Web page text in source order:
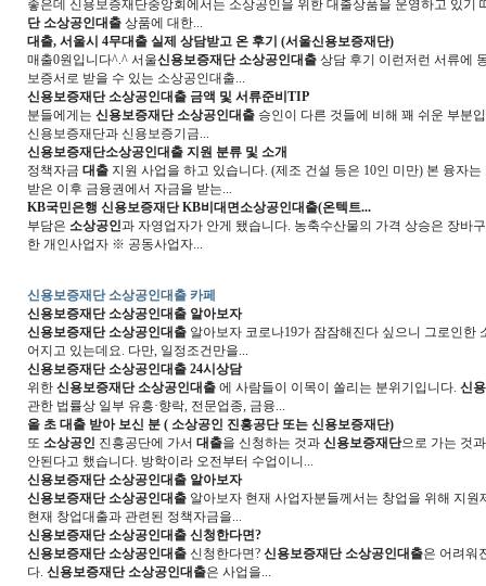
좋은데 신용보증재단중앙회에서는 소상공인을 위한 대출상품을 운영하고 있
단 소상공인대출 상품에 대한...
대출, 서울시 4무대출 실제 상담받고 온 후기 (서울신용보증재단)
매출0원입니다^.^ 서울신용보증재단 소상공인대출 상담 후기 이런저런 서류에
보증서로 받을 수 있는 소상공인대출...
신용보증재단 소상공인대출 금액 및 서류준비TIP
분들에게는 신용보증재단 소상공인대출 승인이 다른 것들에 비해 꽤 쉬운 부분
신용보증재단과 신용보증기금...
신용보증재단소상공인대출 지원 분류 및 소개
정책자금 대출 지원 사업을 하고 있습니다. (제조 건설 등은 10인 미만) 본 융자는
받은 이후 금융권에서 자금을 받는...
KB국민은행 신용보증재단KB비대면소상공인대출(온텍트...
부담은 소상공인과 자영업자가 안게 됐습니다. 농축수산물의 가격 상승은 장바
한 개인사업자 ※ 공동사업자...
신용보증재단 소상공인대출 카페
신용보증재단 소상공인대출 알아보자
신용보증재단 소상공인대출 알아보자 코로나19가 잠잠해진다 싶으니 그로인
어지고 있는데요. 다만, 일정조건만을...
신용보증재단 소상공인대출 24시상담
위한 신용보증재단 소상공인대출 에 사람들이 이목이 쏠리는 분위기입니다. 신
관한 법률상 일부 유흥·향락, 전문업종, 금융...
올 초 대출 받아 보신 분 ( 소상공인 진흥공단 또는 신용보증재단)
또 소상공인 진흥공단에 가서 대출을 신청하는 것과 신용보증재단으로 가는 것
안된다고 했습니다. 방학이라 오전부터 수업이니...
신용보증재단 소상공인대출 알아보자
신용보증재단 소상공인대출 알아보자 현재 사업자분들께서는 창업을 위해 지
현재 창업대출과 관련된 정책자금을...
신용보증재단 소상공인대출 신청한다면?
신용보증재단 소상공인대출 신청한다면? 신용보증재단 소상공인대출은 어려워
다. 신용보증재단 소상공인대출은 사업을...